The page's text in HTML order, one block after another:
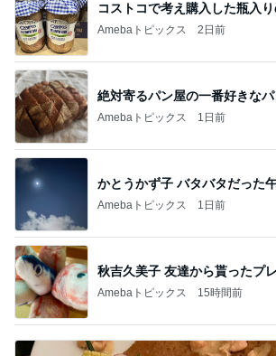
コストコで考え購入した瓶入
Amebaトピックス 2日前
絶対寄るパン屋の一番好きな
Amebaトピックス 1日前
かとうかず子 バタバタだった
Amebaトピックス 1日前
秋吉久美子 友達から貰ったプ
Amebaトピックス 15時間前